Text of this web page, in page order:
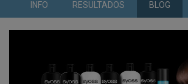
INFO RESULTADOS BLOG